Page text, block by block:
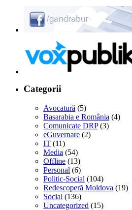
Categorii
Avocatură (5)
Basarabia e România (4)
Comunicate DRP(3)
eGuvernare (2)
IT (11)
Media (54)
Offline (13)
Personal (6)
Politic-Social (104)
Redescoperă Moldova (19)
Social (136)
Uncategorized (15)